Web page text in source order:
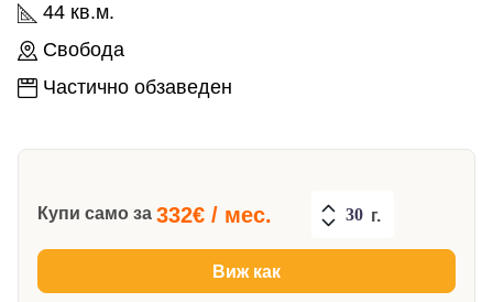
44 кв.м.
Свобода
Частично обзаведен
Купи само за 332€ / мес. г.
Виж как